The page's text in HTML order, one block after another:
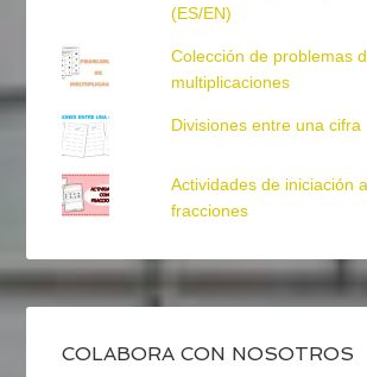
(ES/EN)
Colección de problemas
multiplicaciones
Divisiones entre una cifra
Actividades de iniciación
fracciones
COLABORA CON NOSOTROS